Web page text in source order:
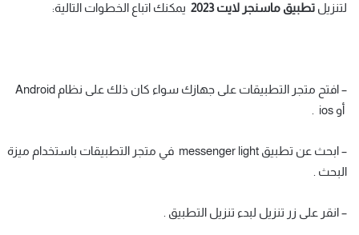
لتنزيل تطبيق ماسنجر لايت 2023 يمكنك اتباع الخطوات التالية:
– افتح متجر التطبيقات على جهازك سواء كان ذلك على نظام Android
أو ios .
– ابحث عن تطبيق messenger light في متجر التطبيقات باستخدام ميزة
البحث .
– انقر على زر تنزيل لبدء تنزيل التطبيق .